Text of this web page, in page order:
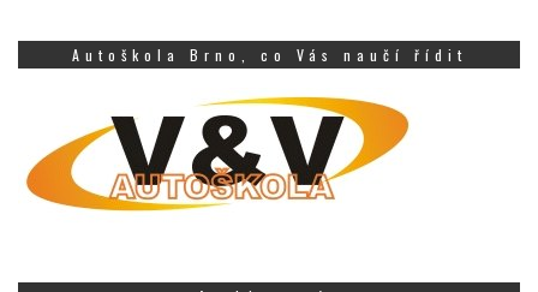
Autoškola Brno, co Vás naučí řídit